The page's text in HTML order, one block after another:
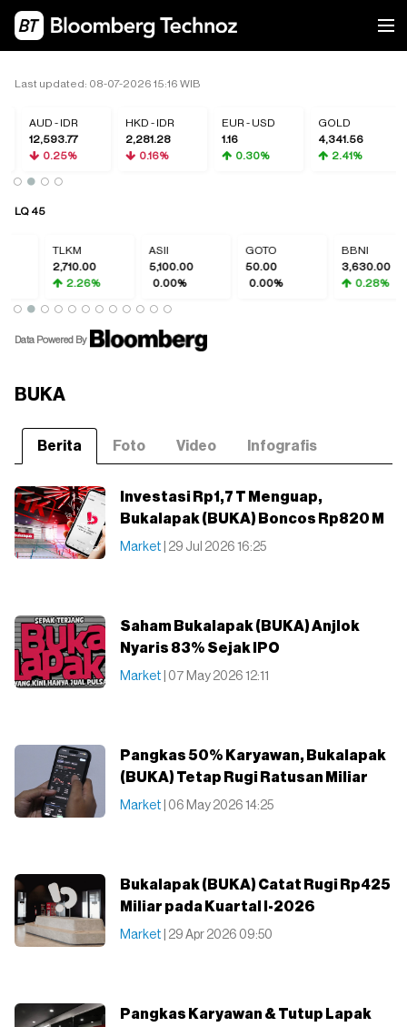
Last updated: 08-07-2026 15:16 WIB
AUD - IDR
12,593.77
0.25%
HKD - IDR
2,281.28
0.16%
EUR - USD
1.16
0.30%
GOLD
4,341.56
2.41%
LQ 45
TLKM
2,710.00
2.26%
5,100.00
0.00%
GOTO
50.00
0.00%
BBNI
3,630.00
0.28%
Data Powered By
BUKA
Berita Foto Video Infografis
Investasi Rp1,7 T Menguap,
Bukalapak (BUKA) Boncos Rp820 M
Market | 29 Jul 2026 16:25
Saham Bukalapak (BUKA) Anjlok
Nyaris 83% Sejak IPO
Market | 07 May 2026 12:11
Pangkas 50% Karyawan, Bukalapak
(BUKA) Tetap Rugi Ratusan Miliar
Market | 06 May 2026 14:25
Bukalapak (BUKA) Catat Rugi Rp425
Miliar pada Kuartal I-2026
Market | 29 Apr 2026 09:50
Pangkas Karyawan & Tutup Lapak